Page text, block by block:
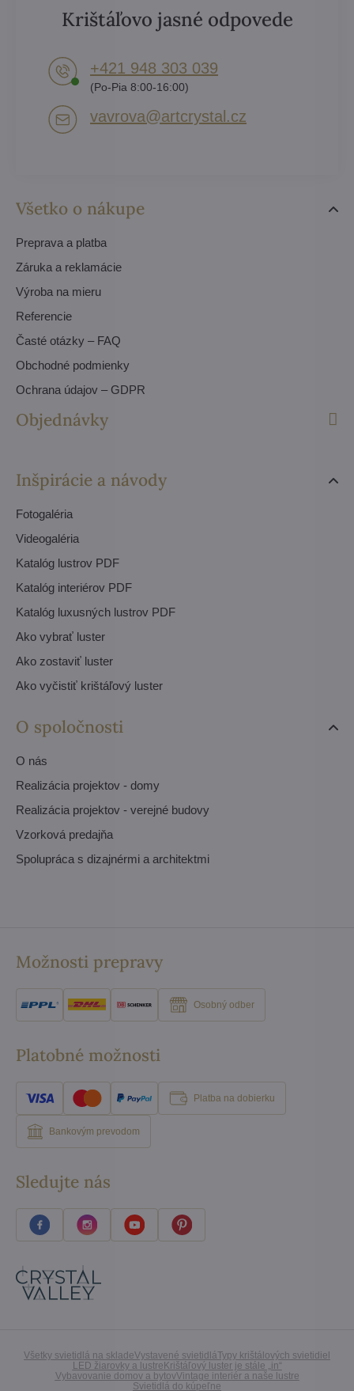
Všetko o nákupe
Preprava a platba
Záruka a reklamácie
Výroba na mieru
Referencie
Časté otázky – FAQ
Obchodné podmienky
Ochrana údajov – GDPR
Objednávky
Inšpirácie a návody
Fotogaléria
Videogaléria
Katalóg lustrov PDF
Katalóg interiérov PDF
Katalóg luxusných lustrov PDF
Ako vybrať luster
Ako zostaviť luster
Ako vyčistiť krištáľový luster
O spoločnosti
O nás
Realizácia projektov - domy
Realizácia projektov - verejné budovy
Vzorková predajňa
Spolupráca s dizajnérmi a architektmi
Krištáľovo jasné odpovede
+421 948 303 039
(Po-Pia 8:00-16:00)
vavrova​@artcrystal​.cz
Možnosti prepravy
Osobný odber
Platobné možnosti
Platba na dobierku
Bankovým prevodom
Sledujte nás
Všetky svietidlá na skladeVystavené svietidláTypy krištálových svietidiel
LED žiarovky a lustreKrištáľový luster je stále „in“
Vybavovanie domov a bytovVintage interiér a naše lustre
Svietidlá do kúpeľne